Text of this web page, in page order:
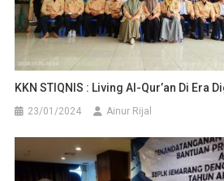
KKN STIQNIS : Living Al-Qur’an Di Era
23/01/2024 Ainur Rijal